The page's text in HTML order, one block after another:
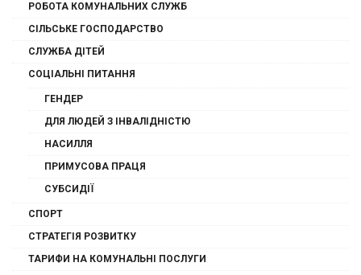
РОБОТА КОМУНАЛЬНИХ СЛУЖБ
СІЛЬСЬКЕ ГОСПОДАРСТВО
СЛУЖБА ДІТЕЙ
СОЦІАЛЬНІ ПИТАННЯ
ГЕНДЕР
ДЛЯ ЛЮДЕЙ З ІНВАЛІДНІСТЮ
НАСИЛЛЯ
ПРИМУСОВА ПРАЦЯ
СУБСИДІЇ
СПОРТ
СТРАТЕГІЯ РОЗВИТКУ
ТАРИФИ НА КОМУНАЛЬНІ ПОСЛУГИ